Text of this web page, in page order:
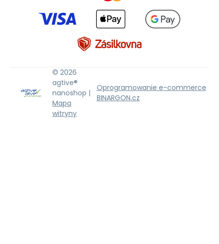
© 2026
agtive®
nanoshop |
Mapa
witryny
Oprogramowanie e-commerce
BINARGON.cz